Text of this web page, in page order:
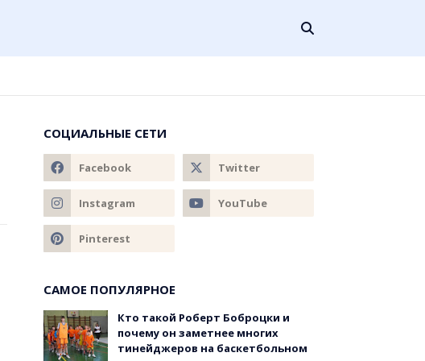
СОЦИАЛЬНЫЕ СЕТИ
САМОЕ ПОПУЛЯРНОЕ
Кто такой Роберт Боброцки и
почему он заметнее многих
тинейджеров на баскетбольном